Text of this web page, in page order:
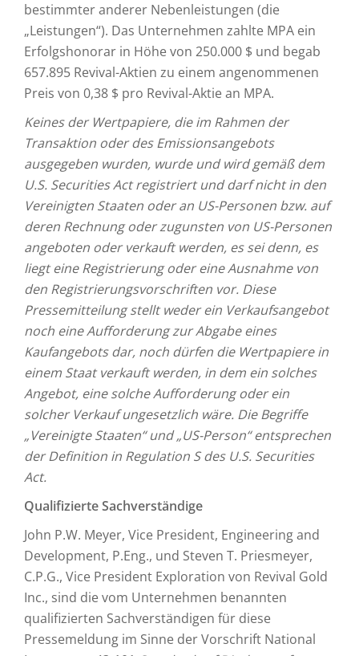
bestimmter anderer Nebenleistungen (die
„Leistungen“). Das Unternehmen zahlte MPA ein
Erfolgshonorar in Höhe von 250.000 $ und begab
657.895 Revival-Aktien zu einem angenommenen
Preis von 0,38 $ pro Revival-Aktie an MPA.
Keines der Wertpapiere, die im Rahmen der
Transaktion oder des Emissionsangebots
ausgegeben wurden, wurde und wird gemäß dem
U.S. Securities Act registriert und darf nicht in den
Vereinigten Staaten oder an US-Personen bzw. auf
deren Rechnung oder zugunsten von US-Personen
angeboten oder verkauft werden, es sei denn, es
liegt eine Registrierung oder eine Ausnahme von
den Registrierungsvorschriften vor. Diese
Pressemitteilung stellt weder ein Verkaufsangebot
noch eine Aufforderung zur Abgabe eines
Kaufangebots dar, noch dürfen die Wertpapiere in
einem Staat verkauft werden, in dem ein solches
Angebot, eine solche Aufforderung oder ein
solcher Verkauf ungesetzlich wäre. Die Begriffe
„Vereinigte Staaten“ und „US-Person“ entsprechen
der Definition in Regulation S des U.S. Securities
Act.
Qualifizierte Sachverständige
John P.W. Meyer, Vice President, Engineering and
Development, P.Eng., und Steven T. Priesmeyer,
C.P.G., Vice President Exploration von Revival Gold
Inc., sind die vom Unternehmen benannten
qualifizierten Sachverständigen für diese
Pressemeldung im Sinne der Vorschrift National